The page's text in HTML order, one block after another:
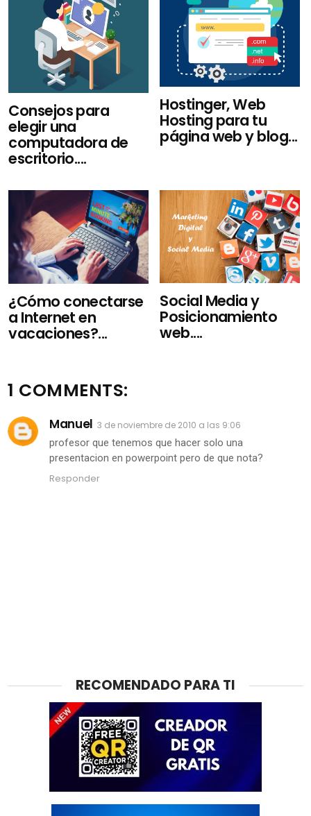
Consejos para
elegir una
computadora de
escritorio....
Hostinger, Web
Hosting para tu
página web y blog...
¿Cómo conectarse
a Internet en
vacaciones?...
Social Media y
Posicionamiento
web....
1 COMMENTS:
Manuel 3 de noviembre de 2010 a las 9:06
profesor que tenemos que hacer solo una
presentacion en powerpoint pero de que nota?
Responder
RECOMENDADO PARA TI